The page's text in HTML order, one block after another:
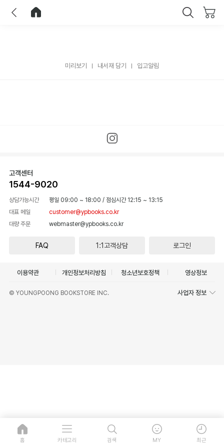
미리보기 내서재 담기 입고알림
고객센터
1544-9020
상담가능시간 평일 09:00 ~ 18:00 / 점심시간 12:15 ~ 13:15
대표 메일
customer@ypbooks.co.kr
대량 주문
webmaster@ypbooks.co.kr
FAQ 1:1고객상담 로그인
이용약관 개인정보처리방침 청소년보호정책 영상정보
© YOUNGPOONG BOOKSTORE INC. 사업자 정보
홈 카테고리 검색 MY 최근